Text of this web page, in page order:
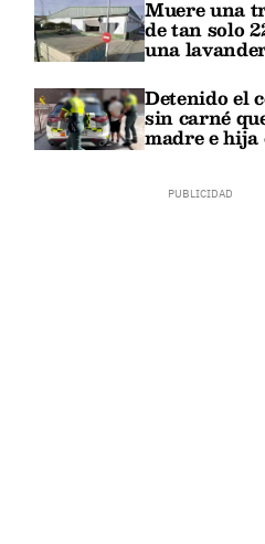
Muere una
de tan solo
una
Detenido el
sin carné
madre e hija